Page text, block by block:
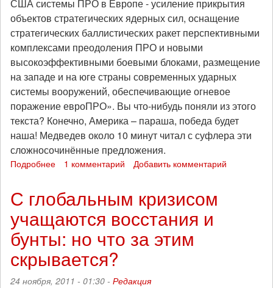
США системы ПРО в Европе - усиление прикрытия
объектов стратегических ядерных сил, оснащение
стратегических баллистических ракет перспективными
комплексами преодоления ПРО и новыми
высокоэффективными боевыми блоками, размещение
на западе и на юге страны современных ударных
системы вооружений, обеспечивающие огневое
поражение евроПРО». Вы что-нибудь поняли из этого
текста? Конечно, Америка – параша, победа будет
наша! Медведев около 10 минут читал с суфлера эти
сложносочинённые предложения.
Подробнее
Кузькина
1 комментарий Добавить комментарий
С глобальным кризисом
учащаются восстания и
бунты: но что за этим
скрывается?
24 ноября, 2011 - 01:30 - Редакция